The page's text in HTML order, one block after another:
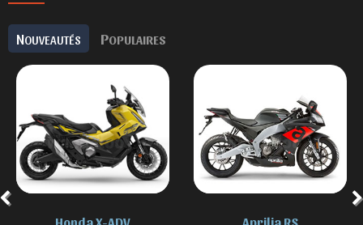
NOUVEAUTÉS POPULAIRES